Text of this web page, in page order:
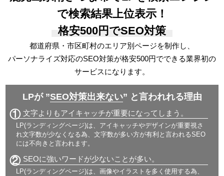
で検索結果上位表示！
格安500円でSEO対策
都道府県・市区町村のエリア別ページを制作し、
パーソナライズ対応のSEO対策が格安500円でできる業界初の
サービスになります。
LPが ”SEO対策出来ない” と言われれる理由
① 文字よりもアイキャッチが重要になってしまう。
LP(ランディングページ)は、アイキャッチやデザインが重要視さ
れ文字数が少なくなる為、文字数が多い方が有利と言われるSEO
には不向きと言われます。
② SEOに強いワードが少ないことが多い。
LP(ランディングページ)は、画像やイラストを多く使用する為、